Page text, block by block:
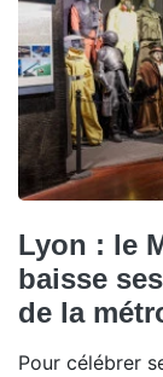
Lyon : le
baisse
de la
Pour célébrer